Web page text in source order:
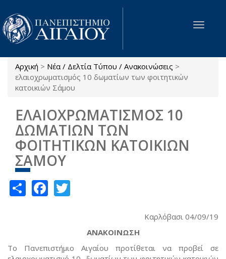
Παράκαμψη προς το κυρίως περιεχόμενο
Toggle
Είστε εδώ
Αρχική > Νέα / Δελτία Τύπου / Ανακοινώσεις >
ελαιοχρωματισμός 10 δωματίων των φοιτητικών
κατοικιών Σάμου
ΕΛΑΙΟΧΡΩΜΑΤΙΣΜΟΣ 10
ΔΩΜΑΤΙΩΝ ΤΩΝ
ΦΟΙΤΗΤΙΚΩΝ ΚΑΤΟΙΚΙΩΝ
ΣΑΜΟΥ
ShareFacebook
Καρλόβασι 04/09/19
ΑΝΑΚΟΙΝΩΣΗ
Το Πανεπιστήμιο Αιγαίου προτίθεται να προβεί σε